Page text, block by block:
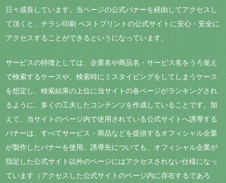
日々成長しています。当ページの公式バナーを経由してアクセスし
て頂くと、チラシ印刷 ベストプリントの公式サイトに安心・安全に
アクセスすることができるというになっています。
サービスの特徴としては、企業名や商品名・サービス名をうろ覚え
で検索するケースや、検索時にミスタイピングをしてしまうケース
を想定し、検索結果の上位に当サイトの各ページがランキングされ
るように、多くの工夫したコンテンツを作成していることです。加
えて、当サイトのページ内で使用されている公式サイトへ誘導する
バナーは、すべてサービス・商品などを提供するオフィシャル企業
が製作したバナーを使用。誘導先についても、オフィシャル企業が
指定した公式サイト以外のページにはアクセスされない仕様になっ
ています（アクセスした公式サイトのページ内に存在するであろ